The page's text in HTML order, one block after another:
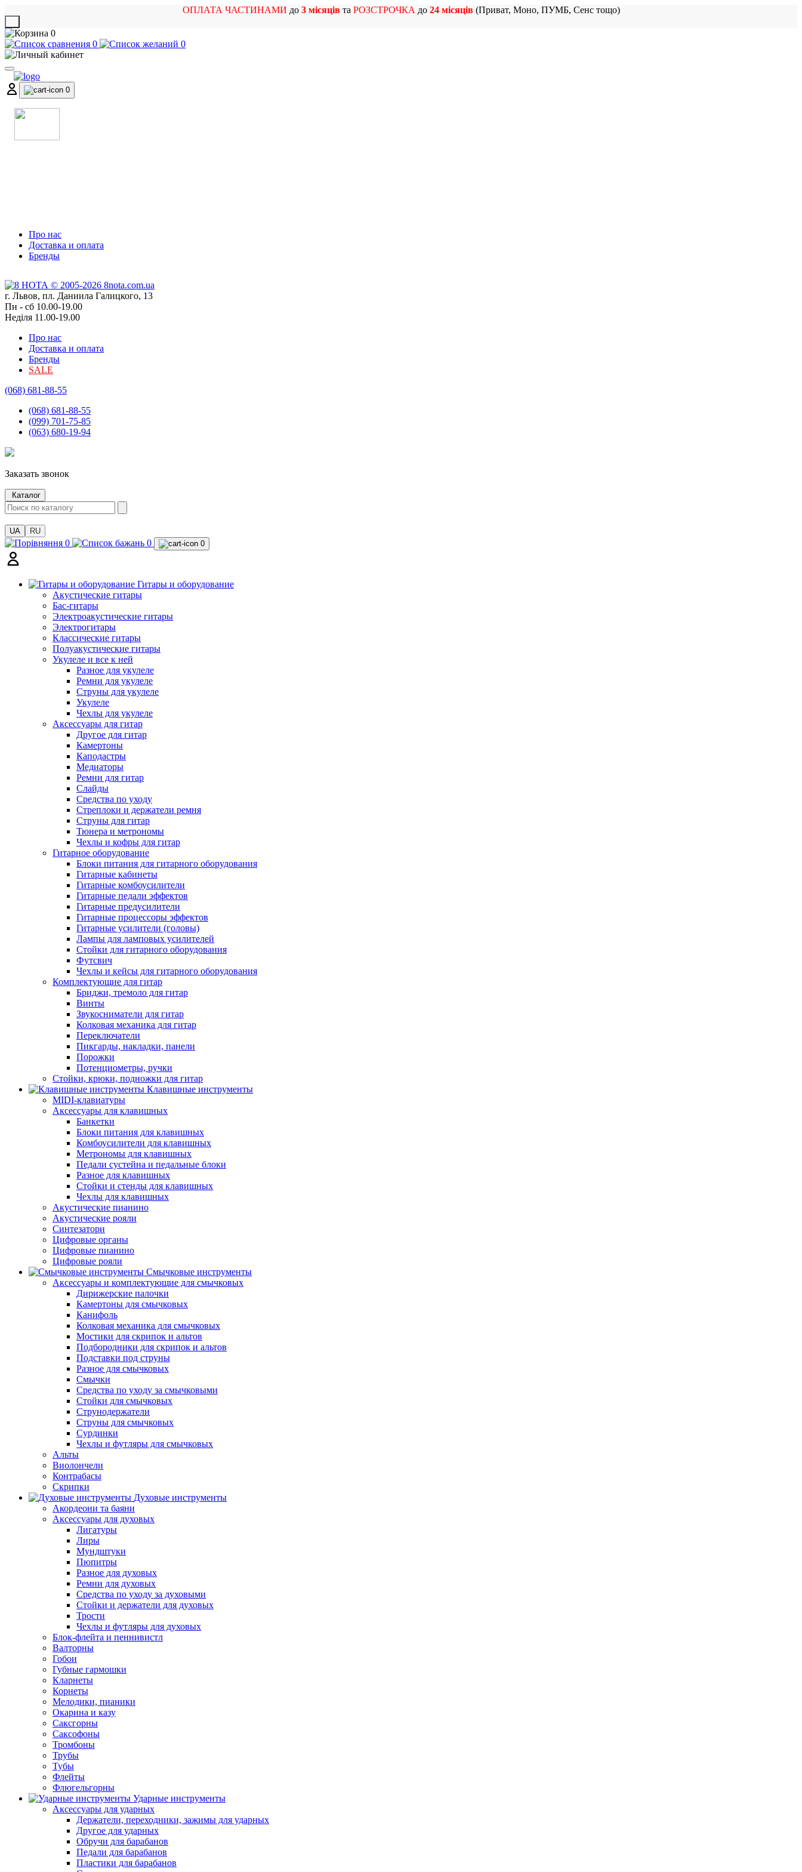
ОПЛАТА ЧАСТИНАМИ до 3 місяцівта РОЗСТРОЧКА до 24 місяців(Приват, Моно, ПУМБ, Сенс тощо)
0
0
0
0
Про нас
Доставка и оплата
Бренды
г. Львов, пл. Даниила Галицкого, 13
Пн - сб 10.00-19.00
Неділя 11.00-19.00
Про нас
Доставка и оплата
Бренды
SALE
(068) 681-88-55
(068) 681-88-55
(099) 701-75-85
(063) 680-19-94
Заказать звонок
Каталог
UA RU
0 0 0
Гитары и оборудование
Акустические гитары
Бас-гитары
Электроакустические гитары
Электрогитары
Классические гитары
Полуакустические гитары
Укулеле и все к ней
Разное для укулеле
Ремни для укулеле
Струны для укулеле
Укулеле
Чехлы для укулеле
Аксессуары для гитар
Другое для гитар
Камертоны
Каподастры
Медиаторы
Ремни для гитар
Слайды
Средства по уходу
Стреплоки и держатели ремня
Струны для гитар
Тюнера и метрономы
Чехлы и кофры для гитар
Гитарное оборудование
Блоки питания для гитарного оборудования
Гитарные кабинеты
Гитарные комбоусилители
Гитарные педали эффектов
Гитарные предусилители
Гитарные процессоры эффектов
Гитарные усилители (головы)
Лампы для ламповых усилителей
Стойки для гитарного оборудования
Футсвич
Чехлы и кейсы для гитарного оборудования
Комплектующие для гитар
Бриджи, тремоло для гитар
Винты
Звукосниматели для гитар
Колковая механика для гитар
Переключатели
Пикгарды, накладки, панели
Порожки
Потенциометры, ручки
Стойки, крюки, подножки для гитар
Клавишные инструменты
MIDI-клавиатуры
Аксессуары для клавишных
Банкетки
Блоки питания для клавишных
Комбоусилители для клавишных
Метрономы для клавишных
Педали сустейна и педальные блоки
Разное для клавишных
Стойки и стенды для клавишных
Чехлы для клавишных
Акустические пианино
Акустические рояли
Синтезатори
Цифровые органы
Цифровые пианино
Цифровые рояли
Смычковые инструменты
Аксессуары и комплектующие для смычковых
Дирижерские палочки
Камертоны для смычковых
Канифоль
Колковая механика для смычковых
Мостики для скрипок и альтов
Подбородники для скрипок и альтов
Подставки под струны
Разное для смычковых
Смычки
Средства по уходу за смычковыми
Стойки для смычковых
Струнодержатели
Струны для смычковых
Сурдинки
Чехлы и футляры для смычковых
Альты
Виолончели
Контрабасы
Скрипки
Духовые инструменты
Акордеони та баяни
Аксессуары для духовых
Лигатуры
Лиры
Мундштуки
Пюпитры
Разное для духовых
Ремни для духовых
Средства по уходу за духовыми
Стойки и держатели для духовых
Трости
Чехлы и футляры для духовых
Блок-флейта и пеннивистл
Валторны
Гобои
Губные гармошки
Кларнеты
Корнеты
Мелодики, пианики
Окарина и казу
Саксгорны
Саксофоны
Тромбоны
Трубы
Тубы
Флейты
Флюгельгорны
Ударные инструменты
Аксессуары для ударных
Держатели, переходники, зажимы для ударных
Другое для ударных
Обручи для барабанов
Педали для барабанов
Пластики для барабанов